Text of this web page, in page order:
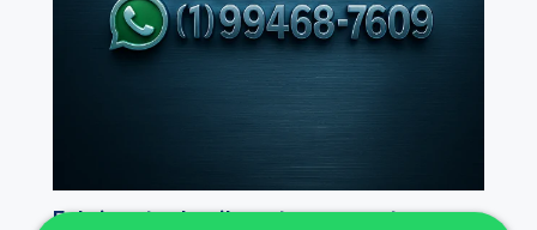
Fabricante de vibra stop e sapatas